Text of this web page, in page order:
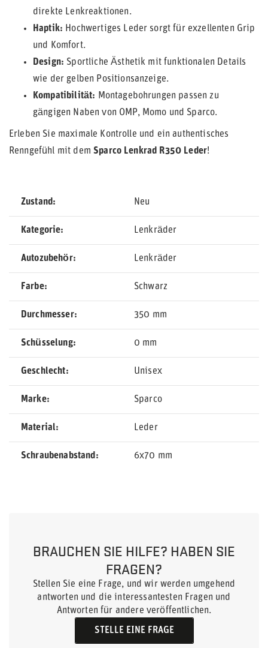
direkte Lenkreaktionen.
Haptik: Hochwertiges Leder sorgt für exzellenten Grip
und Komfort.
Design: Sportliche Ästhetik mit funktionalen Details
wie der gelben Positionsanzeige.
Kompatibilität: Montagebohrungen passen zu
gängigen Naben von OMP, Momo und Sparco.
Erleben Sie maximale Kontrolle und ein authentisches
Renngefühl mit demSparco Lenkrad R350 Leder!
Zustand Neu
Kategorie Lenkräder
Autozubehör Lenkräder
Farbe Schwarz
Durchmesser 350 mm
Schüsselung 0 mm
Geschlecht Unisex
Marke Sparco
Material Leder
Schraubenabstand 6x70 mm
BRAUCHEN SIE HILFE? HABEN SIE
FRAGEN?
Stellen Sie eine Frage, und wir werden umgehend
antworten und die interessantesten Fragen und
Antworten für andere veröffentlichen.
STELLE EINE FRAGE